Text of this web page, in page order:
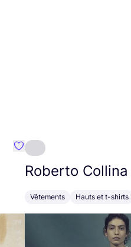
Préféré {nom}
Roberto Collina
Vêtements Hauts et t-shirts